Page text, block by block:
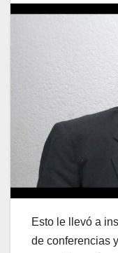
Esto le llevó a
de conferencias